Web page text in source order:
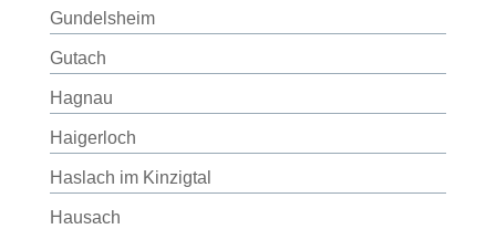
Gundelsheim
Gutach
Hagnau
Haigerloch
Haslach im Kinzigtal
Hausach